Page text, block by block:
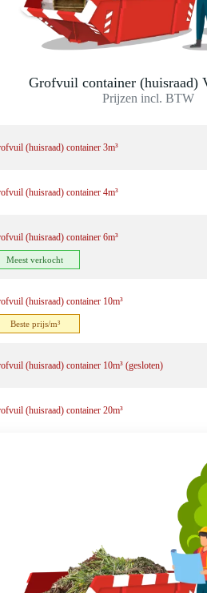
Grofvuil container (huisraad)
Prijzen incl. BTW
(huisraad) container 3m³
(huisraad) container 4m³
(huisraad) container 6m³
Meest verkocht
(huisraad) container 10m³
Beste prijs/m³
(huisraad) container 10m³ (gesloten)
(huisraad) container 20m³